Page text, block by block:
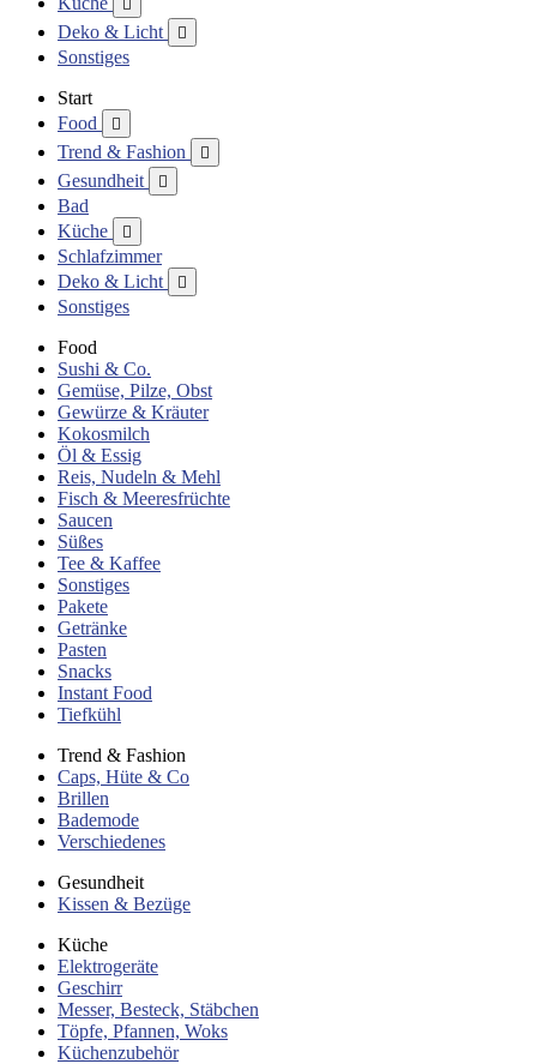

Deko & Licht 
Sonstiges
Start
Food

Trend & Fashion 
Gesundheit 
Bad
Küche

Schlafzimmer
Deko & Licht

Sonstiges
Food
Sushi & Co.
Gemüse, Pilze, Obst
Gewürze & Kräuter
Kokosmilch
Öl & Essig
Reis, Nudeln & Mehl
Fisch & Meeresfrüchte
Saucen
Süßes
Tee & Kaffee
Sonstiges
Pakete
Getränke
Pasten
Snacks
Instant Food
Tiefkühl
Trend & Fashion
Caps, Hüte & Co
Brillen
Bademode
Verschiedenes
Gesundheit
Kissen & Bezüge
Küche
Elektrogeräte
Geschirr
Messer, Besteck, Stäbchen
Töpfe, Pfannen, Woks
Küchenzubehör